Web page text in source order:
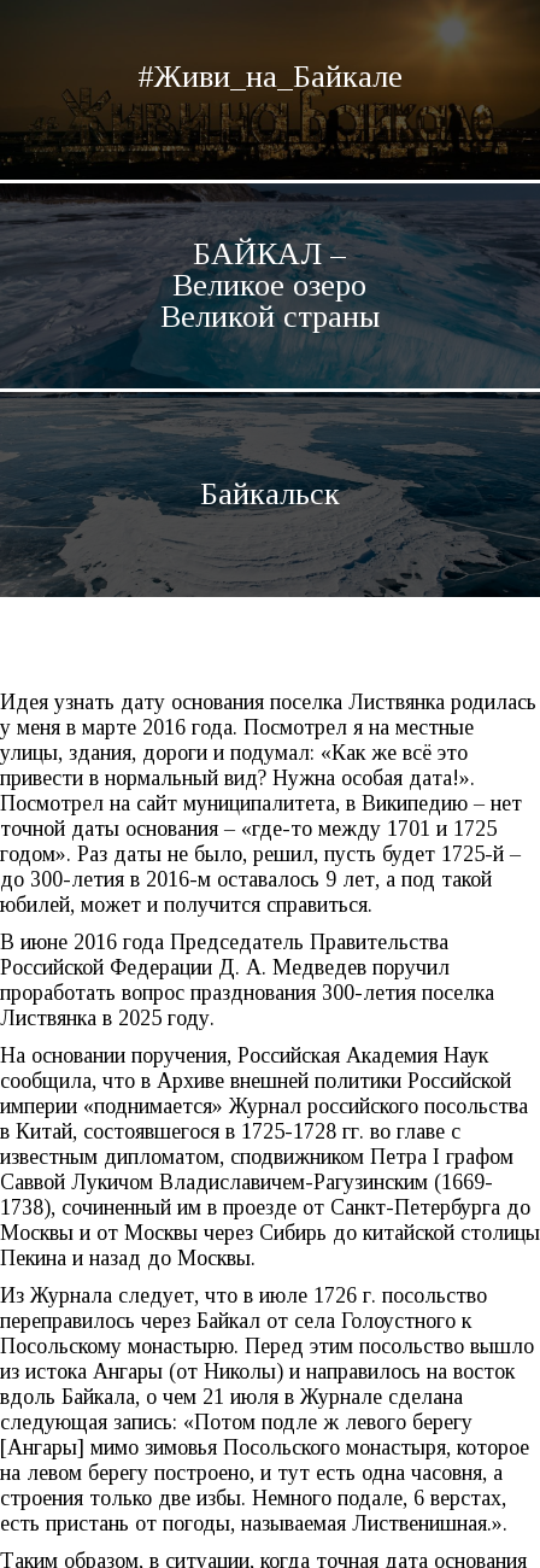
#Живи_на_Байкале
БАЙКАЛ –
Великое озеро
Великой страны
Байкальск
Идея узнать дату основания поселка Листвянка родилась
у меня в марте 2016 года. Посмотрел я на местные
улицы, здания, дороги и подумал: «Как же всё это
привести в нормальный вид? Нужна особая дата!».
Посмотрел на сайт муниципалитета, в Википедию – нет
точной даты основания – «где-то между 1701 и 1725
годом». Раз даты не было, решил, пусть будет 1725-й –
до 300-летия в 2016-м оставалось 9 лет, а под такой
юбилей, может и получится справиться.
В июне 2016 года Председатель Правительства
Российской Федерации Д. А. Медведев поручил
проработать вопрос празднования 300-летия поселка
Листвянка в 2025 году.
На основании поручения, Российская Академия Наук
сообщила, что в Архиве внешней политики Российской
империи «поднимается» Журнал российского посольства
в Китай, состоявшегося в 1725-1728 гг. во главе с
известным дипломатом, сподвижником Петра I графом
Саввой Лукичом Владиславичем-Рагузинским (1669-
1738), сочиненный им в проезде от Санкт-Петербурга до
Москвы и от Москвы через Сибирь до китайской столицы
Пекина и назад до Москвы.
Из Журнала следует, что в июле 1726 г. посольство
переправилось через Байкал от села Голоустного к
Посольскому монастырю. Перед этим посольство вышло
из истока Ангары (от Николы) и направилось на восток
вдоль Байкала, о чем 21 июля в Журнале сделана
следующая запись: «Потом подле ж левого берегу
[Ангары] мимо зимовья Посольского монастыря, которое
на левом берегу построено, и тут есть одна часовня, а
строения только две избы. Немного подале, 6 верстах,
есть пристань от погоды, называемая Лиственишная.».
Таким образом, в ситуации, когда точная дата основания